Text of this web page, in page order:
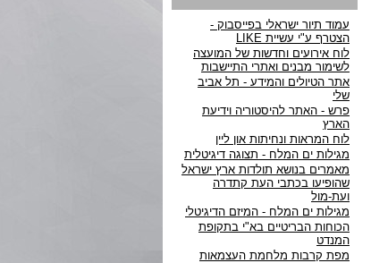
עמוד תיור ישראלי בפייסבוק -
הצטרף ע"י עשיית LIKE
לוח אירועים וחדשות של המועצה
לשימור מבנים ואתרי התיישבות
אתר הטיולים והמידע - תל אביב
שלי
פרש - האתר להיסטוריה וידיעת
הארץ
לוח המראות ונחיתות און ליין
מגילות ים המלח - תצוגה דיגיטלית
מאמרים בנושא תולדות ארץ ישראל
שהופיעו בכתבי העת קתדרה
ועת-מול
מגילות ים המלח - המיזם הדיגיטלי
הכוחות הבריטיים בא"י בתקופת
המנדט
מפת קרבות מלחמת העצמאות